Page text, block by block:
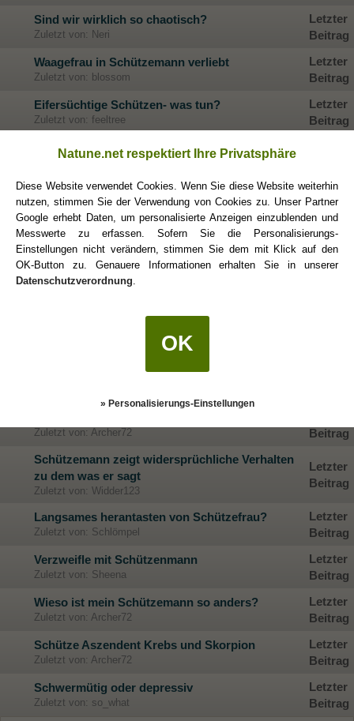
Sind wir wirklich so chaotisch?
Zuletzt von: Neri
Letzter
Beitrag
Waagefrau in Schützemann verliebt
Zuletzt von: blossom
Letzter
Beitrag
Eifersüchtige Schützen- was tun?
Zuletzt von: feeltree
Letzter
Beitrag
Signale erkennen ...
Zuletzt von: Jellsencoeur
Was lässt sich über diese Konstellation genau
sagen?
Zuletzt von: Hopkins21
Letzter
Beitrag
Trauert Schütze Mann noch seiner EX nach?
Zuletzt von: Chapterzwo
Letzter
Beitrag
R2 und der Schütze
Die Transformation des Schützen
Zuletzt von: Archer72
Beitrag
Schützemann zeigt widersprüchliche Verhalten
zu dem was er sagt
Zuletzt von: Widder123
Letzter
Beitrag
Langsames herantasten von Schützefrau?
Zuletzt von: Schlömpel
Letzter
Beitrag
Verzweifle mit Schützenmann
Zuletzt von: Sheena
Letzter
Beitrag
Wieso ist mein Schützemann so anders?
Zuletzt von: Archer72
Letzter
Beitrag
Schütze Aszendent Krebs und Skorpion
Zuletzt von: Archer72
Letzter
Beitrag
Schwermütig oder depressiv
Zuletzt von: so_what
Letzter
Beitrag
Natune.net respektiert Ihre Privatsphäre
Diese Website verwendet Cookies. Wenn Sie diese Website weiterhin
nutzen, stimmen Sie der Verwendung von Cookies zu. Unser Partner
Google erhebt Daten, um personalisierte Anzeigen einzublenden und
Messwerte zu erfassen. Sofern Sie die Personalisierungs-
Einstellungen nicht verändern, stimmen Sie dem mit Klick auf den
OK-Button zu. Genauere Informationen erhalten Sie in unserer
Datenschutzverordnung.
OK
» Personalisierungs-Einstellungen